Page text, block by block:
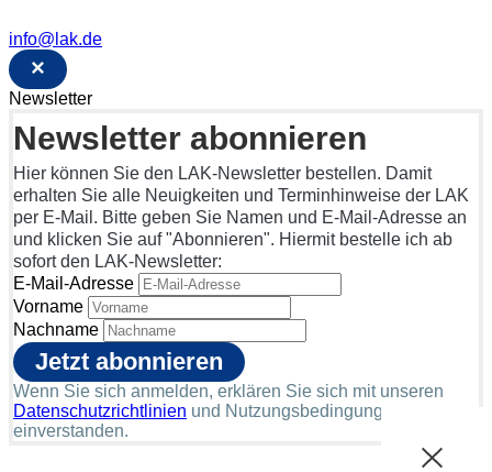
info@lak.de
×
Newsletter
Newsletter abonnieren
Hier können Sie den LAK-Newsletter bestellen. Damit
erhalten Sie alle Neuigkeiten und Terminhinweise der LAK
per E-Mail. Bitte geben Sie Namen und E-Mail-Adresse an
und klicken Sie auf "Abonnieren". Hiermit bestelle ich ab
sofort den LAK-Newsletter:
E-Mail-Adresse
Vorname
Nachname
Wenn Sie sich anmelden, erklären Sie sich mit unseren
Datenschutzrichtlinien und Nutzungsbedingungen
einverstanden.